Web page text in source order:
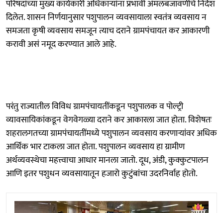
परिषदांच्या मुख्य कार्यकारी अधिकाऱ्यांना प्रभावी अंमलबजावणीचे निर्देश
दिलेत. शासन निर्णयानुसार पशुपालन व्यवसायाला स्वतंत्र व्यवसाय न
समजता कृषी व्यवसाय समजून त्याच दराने ग्रामपंचायत कर आकारणी
करावी असं नमूद करण्यात आले आहे.
परंतु राज्यातील विविध ग्रामपंचायतींकडून पशुपालक व पोल्ट्री
व्यावसायिकांकडून वेगवेगळ्या दराने कर आकारला जात होता. विशेषतः
शहरालगतच्या ग्रामपंचायतींमध्ये पशुपालन व्यवसाय करणाऱ्यांवर अधिक
आर्थिक भार टाकला जात होता. पशुपालन व्यवसाय हा ग्रामीण
अर्थव्यवस्थेचा महत्त्वाचा आधार मानला जातो. दूध, अंडी, कुक्कुटपालन
आणि इतर पशुधन व्यवसायातून हजारो कुटुंबांचा उदरनिर्वाह होतो.